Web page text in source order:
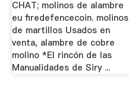
CHAT; molinos de alambre
eu firedefencecoin. molinos
de martillos Usados en
venta, alambre de cobre
molino *El rincón de las
Manualidades de Siry ...